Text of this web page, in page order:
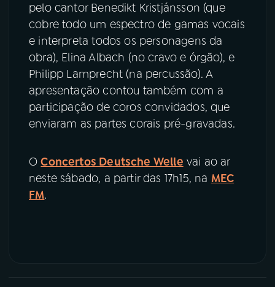
pelo cantor Benedikt Kristjánsson (que
cobre todo um espectro de gamas vocais
e interpreta todos os personagens da
obra), Elina Albach (no cravo e órgão), e
Philipp Lamprecht (na percussão). A
apresentação contou também com a
participação de coros convidados, que
enviaram as partes corais pré-gravadas.
OConcertos Deutsche Welle vai ao ar
neste sábado, a partir das 17h15, na MEC
FM.